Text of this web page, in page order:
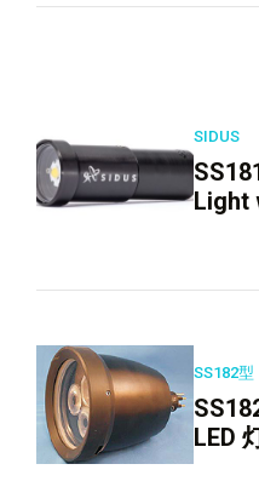
SIDUS
Light
SS182型
LED